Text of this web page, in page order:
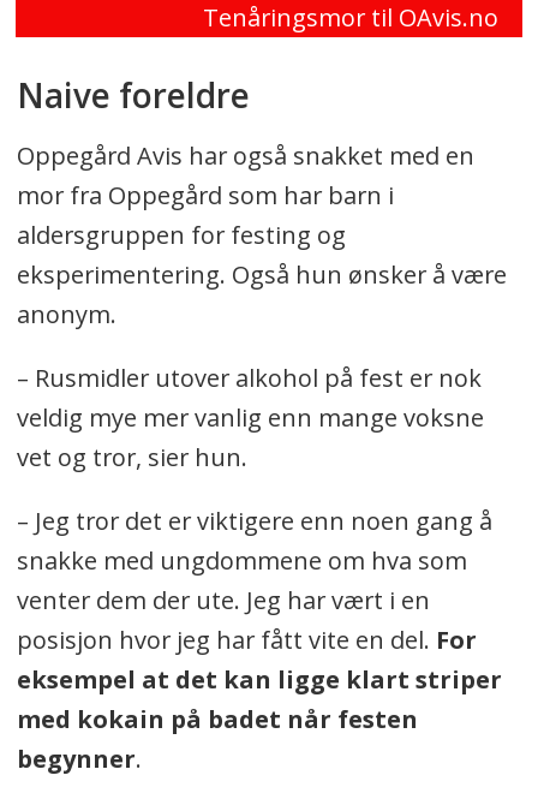
Tenåringsmor til OAvis.no
Naive foreldre
Oppegård Avis har også snakket med en
mor fra Oppegård som har barn i
aldersgruppen for festing og
eksperimentering. Også hun ønsker å være
anonym.
– Rusmidler utover alkohol på fest er nok
veldig mye mer vanlig enn mange voksne
vet og tror, sier hun.
– Jeg tror det er viktigere enn noen gang å
snakke med ungdommene om hva som
venter dem der ute. Jeg har vært i en
posisjon hvor jeg har fått vite en del. For
eksempel at det kan ligge klart striper
med kokain på badet når festen
begynner.